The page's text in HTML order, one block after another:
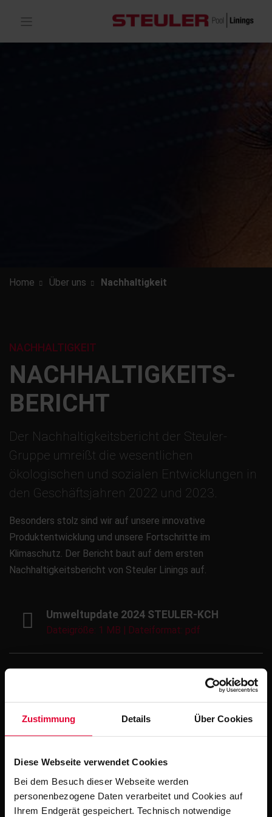
Zustimmung Details Über Cookies
Diese Webseite verwendet Cookies
Bei dem Besuch dieser Webseite werden
personenbezogene Daten verarbeitet und Cookies auf
Ihrem Endgerät gespeichert. Technisch notwendige
Home Über uns Nachhaltigkeit
NACHHALTIGKEITS­
BERICHT
NACHHALTIGKEIT
Der Nachhaltigkeitsbericht der Steuler-
Gruppe umreißt die wesentlichen
ökologischen und sozialen Entwicklungen in
den Geschäftsjahren 2022 und 2023.
Besonders stolz sind wir auf unsere innovative
Produktentwicklung und unsere Fortschritte im
Klimaschutz. Der Bericht baut auf dem ersten
Nachhaltigkeitsbericht von Steuler Linings auf.
Umweltupdate 2024 STEULER-KCH
Dateigröße: 1 MB | Dateiformat: pdf
Nachhaltigkeitsbericht 2023 Steuler-
Dateigröße: 1 MB | Dateiformat: pdf
Linings
Dateigröße: 4 MB | Dateiformat: pdf